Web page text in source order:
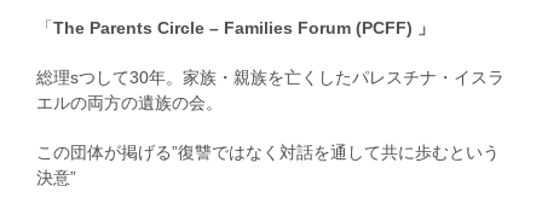
「 The Parents Circle – Families Forum (PCFF) 」
総理sつして30年。家族・親族を亡くしたパレスチナ・イスラ
エルの両方の遺族の会。
この団体が掲げる”復讐ではなく対話を通して共に歩むという
決意”